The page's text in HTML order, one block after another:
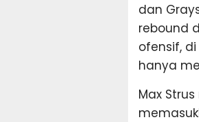
dan
rebound
ofensif,
hanya
Max